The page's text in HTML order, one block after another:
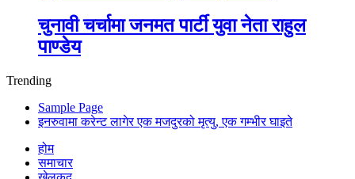
चुनावी चर्चामा जनमत पार्टी युवा नेता राहुल
पाण्डेय
Trending
Sample Page
इनरुवामा करेन्ट लागेर एक मजदुरको मृत्यु, एक गम्भीर घाइते
होम
समाचार